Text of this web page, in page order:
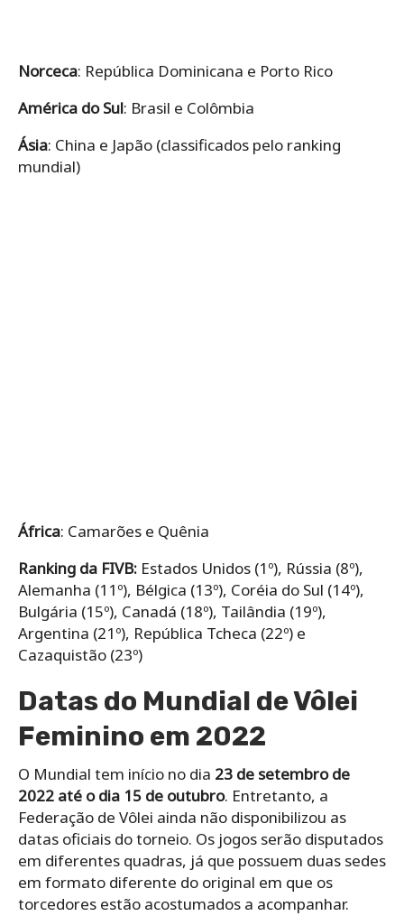
Norceca: República Dominicana e Porto Rico
América do Sul: Brasil e Colômbia
Ásia: China e Japão (classificados pelo ranking
mundial)
África: Camarões e Quênia
Ranking da FIVB: Estados Unidos (1º), Rússia (8º),
Alemanha (11º), Bélgica (13º), Coréia do Sul (14º),
Bulgária (15º), Canadá (18º), Tailândia (19º),
Argentina (21º), República Tcheca (22º) e
Cazaquistão (23º)
Datas do Mundial de Vôlei
Feminino em 2022
O Mundial tem início no dia 23 de setembro de
2022 até o dia 15 de outubro. Entretanto, a
Federação de Vôlei ainda não disponibilizou as
datas oficiais do torneio. Os jogos serão disputados
em diferentes quadras, já que possuem duas sedes
em formato diferente do original em que os
torcedores estão acostumados a acompanhar.